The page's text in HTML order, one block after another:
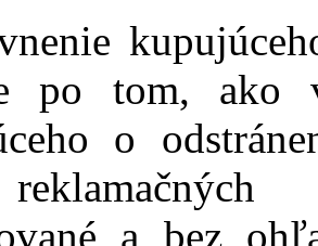
po tom, ako
o
a bez